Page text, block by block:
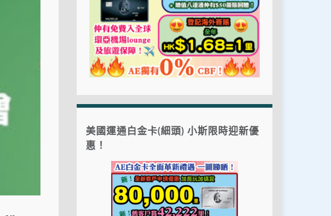
美國運通白金卡(細頭) 小斯限時迎新優
惠！